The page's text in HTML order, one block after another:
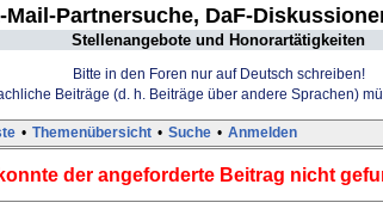
Mail-Partnersuche, DaF-
Stellenangebote und Honorartätigkeiten
Bitte in den Foren nur auf Deutsch schreiben!
Beiträge (d. h. Beiträge über andere Sprachen)
• Themenübersicht • Suche • Anmelden
der angeforderte Beitrag nicht